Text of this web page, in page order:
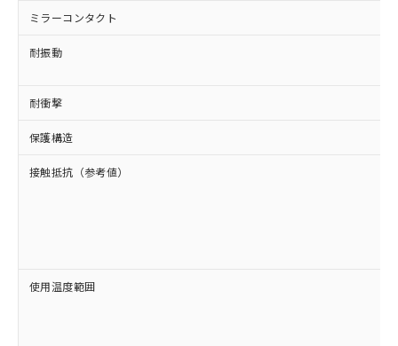
ミラーコンタクト
耐振動
耐衝撃
保護構造
接触抵抗（参考値）
使用温度範囲